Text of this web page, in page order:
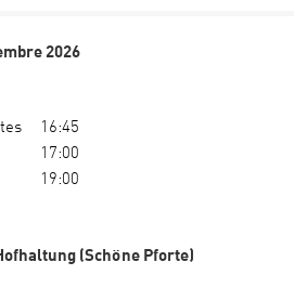
2026
16:45
17:00
19:00
(Schöne Pforte)